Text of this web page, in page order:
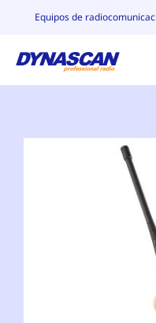
Saltar
contenido
Equipos de
POR QUÉ DYNASCAN